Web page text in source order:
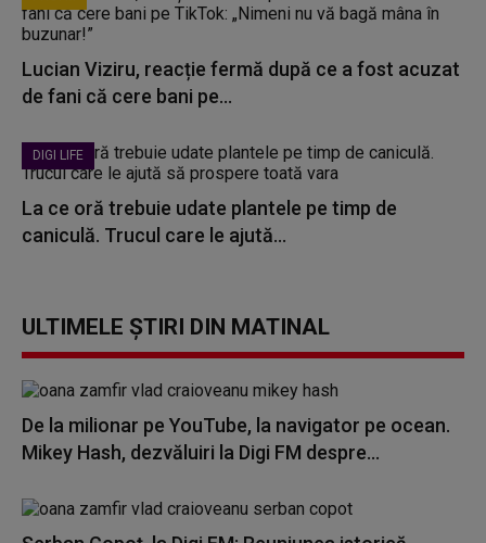
Lucian Viziru, reacție fermă după ce a fost acuzat
de fani că cere bani pe...
DIGI LIFE
La ce oră trebuie udate plantele pe timp de
caniculă. Trucul care le ajută...
ULTIMELE ȘTIRI DIN MATINAL
De la milionar pe YouTube, la navigator pe ocean.
Mikey Hash, dezvăluiri la Digi FM despre...